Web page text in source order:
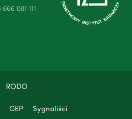
081 111
RODO
GEP Sygnaliści